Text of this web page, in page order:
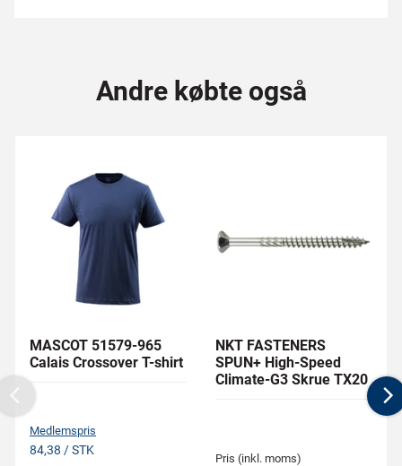
Andre købte også
MASCOT 51579-965
Calais Crossover T-shirt
Medlemspris
84,38 / STK
NKT FASTENERS
SPUN+ High-Speed
Climate-G3 Skrue TX20
Pris (inkl. moms)
Previous